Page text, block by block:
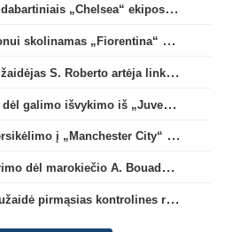
X. Alonso: „Esu patenkintas dabartiniais „Chelsea“ ekipos vartininkais“
F. Mastanuono oficialiai sezonui skolinamas „Fiorentina“ ekipai
Buvęs ilgametis„Barcelona“ žaidėjas S. Roberto artėja link persikėlimo į MLS
G. Bremeris paneigė gandus dėl galimo išvykimo iš „Juventus“ klubo
G. Rulli – per žingsnį nuo persikėlimo į „Manchester City“ klubą
„Man City“ artėja link susitarimo dėl marokiečio A. Bouaddi persikėlimo
Vaikinų U15 rinktinė Taline sužaidė pirmąsias kontrolines rungtynes